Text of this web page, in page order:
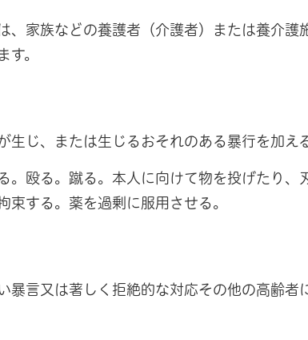
、家族などの養護者（介護者）または養介
す。
生じ、または生じるおそれのある暴行を加え
。殴る。蹴る。本人に向けて物を投げたり
束する。薬を過剰に服用させる。
暴言又は著しく拒絶的な対応その他の高齢者